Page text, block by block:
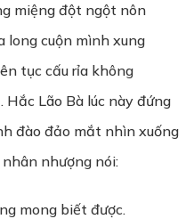
miệng đột ngột nôn
long cuộn mình xung
tục cấu rỉa không
Lão Bà lúc này đứng
đào đảo mắt nhìn xuống
nhượng nói:
mong biết được.